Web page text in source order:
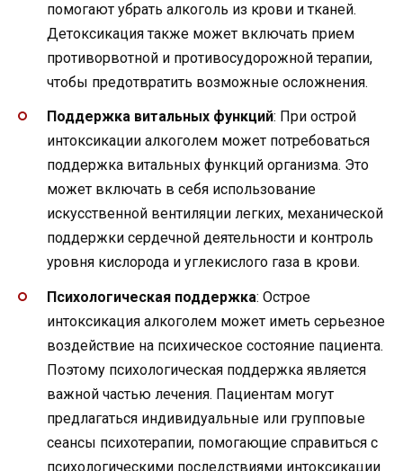
помогают убрать алкоголь из крови и тканей.
Детоксикация также может включать прием
противорвотной и противосудорожной терапии,
чтобы предотвратить возможные осложнения.
Поддержка витальных функций: При острой
интоксикации алкоголем может потребоваться
поддержка витальных функций организма. Это
может включать в себя использование
искусственной вентиляции легких, механической
поддержки сердечной деятельности и контроль
уровня кислорода и углекислого газа в крови.
Психологическая поддержка: Острое
интоксикация алкоголем может иметь серьезное
воздействие на психическое состояние пациента.
Поэтому психологическая поддержка является
важной частью лечения. Пациентам могут
предлагаться индивидуальные или групповые
сеансы психотерапии, помогающие справиться с
психологическими последствиями интоксикации